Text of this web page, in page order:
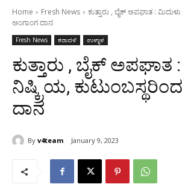
Home Fresh News
ಕುತ್ತಾರು , ಬೈಕ್ ಅಪಘಾತ :
ಅಂಗಾಂಗ ದಾನ
Fresh News ಕರಾವಳಿ ಉಳ್ಳಾಳ
ಕುತ್ತಾರು , ಬೈಕ್
ನಿಷ್ಕ್ರಿಯ,
ದಾನ
By v4team January 9, 2023